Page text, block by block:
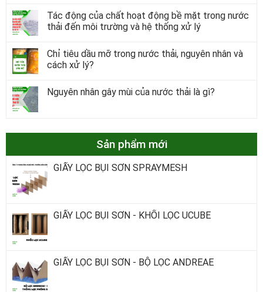
Tác động của chất hoạt động bề mặt trong nước
thải đến môi trường và hệ thống xử lý
Chỉ tiêu dầu mỡ trong nước thải, nguyên nhân và
cách xử lý?
Nguyên nhân gây mùi của nước thải là gì?
Sản phẩm mới
GIẤY LỌC BỤI SƠN SPRAYMESH
GIẤY LỌC BỤI SƠN - KHỐI LỌC UCUBE
GIẤY LỌC BỤI SƠN - BỘ LỌC ANDREAE